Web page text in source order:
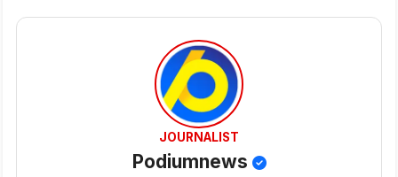
JOURNALIST
Podiumnews